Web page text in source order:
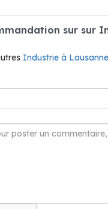
sur sur
Industrie à Lausanne